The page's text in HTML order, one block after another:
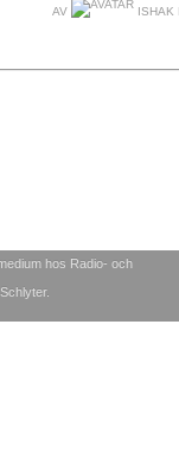
AV ISHAK
hos Radio- och